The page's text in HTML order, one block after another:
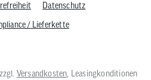
Datenschutz
/ Lieferkette
Versandkosten, Leasingkonditionen